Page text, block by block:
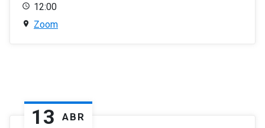
12:00
Zoom
13 ABR